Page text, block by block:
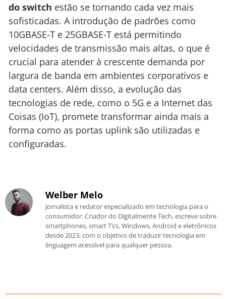
do switch estão se tornando cada vez mais
sofisticadas. A introdução de padrões como
10GBASE-T e 25GBASE-T está permitindo
velocidades de transmissão mais altas, o que é
crucial para atender à crescente demanda por
largura de banda em ambientes corporativos e
data centers. Além disso, a evolução das
tecnologias de rede, como o 5G e a Internet das
Coisas (IoT), promete transformar ainda mais a
forma como as portas uplink são utilizadas e
configuradas.
Welber Melo
Jornalista e redator especializado em tecnologia para o
consumidor. Criador do Digitalmente Tech, escreve sobre
smartphones, smart TVs, Windows, Android e eletrônicos
desde 2023, com o objetivo de traduzir tecnologia em
linguagem acessível para qualquer pessoa.